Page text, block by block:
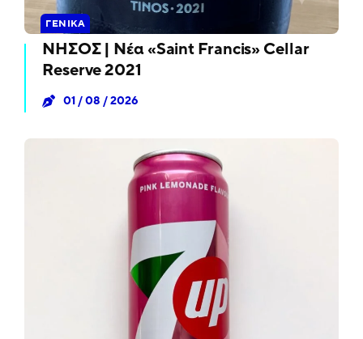
ΓΕΝΙΚΆ
ΝΗΣΟΣ | Νέα «Saint Francis» Cellar
Reserve 2021
01 / 08 / 2026